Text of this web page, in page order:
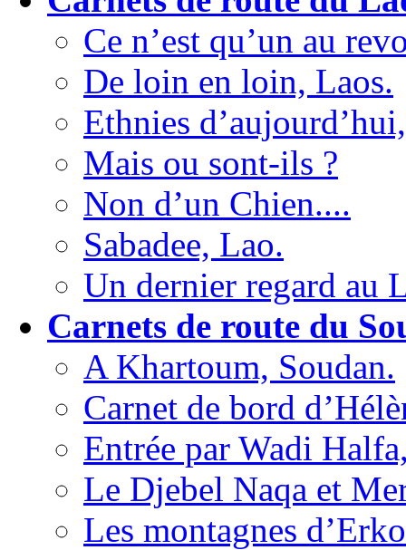
Ce n’est qu’un au
De loin en loin, Laos.
Ethnies
Mais ou sont-ils ?
Non d’un Chien....
Sabadee, Lao.
Un dernier regard au
Carnets de route du
A Khartoum, Soudan.
Carnet de bord
Entrée par Wadi
Le Djebel Naqa et
Les montagnes